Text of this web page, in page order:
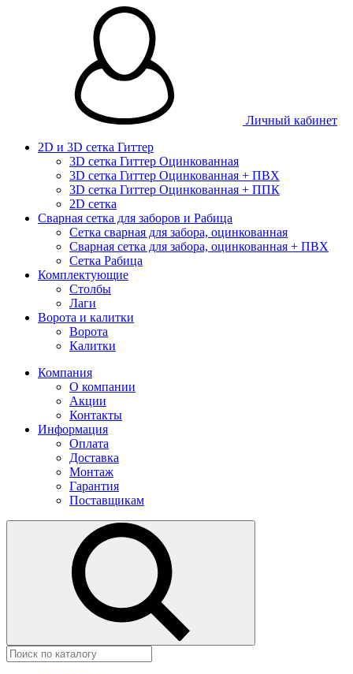
Личный кабинет
2D и 3D сетка Гиттер
3D сетка Гиттер Оцинкованная
3D сетка Гиттер Оцинкованная + ПВХ
3D сетка Гиттер Оцинкованная + ППК
2D сетка
Сварная сетка для заборов и Рабица
Сетка сварная для забора, оцинкованная
Сварная сетка для забора, оцинкованная + ПВХ
Сетка Рабица
Комплектующие
Столбы
Лаги
Ворота и калитки
Ворота
Калитки
Компания
О компании
Акции
Контакты
Информация
Оплата
Доставка
Монтаж
Гарантия
Поставщикам